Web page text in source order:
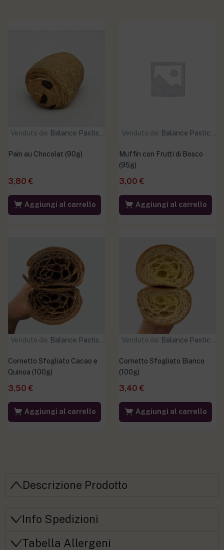
Venduto da: Balance Pasticceria
Pain au Chocolat (90g)
3,80 €
Aggiungi al carrello
Venduto da: Balance Pasticceria
Muffin con Frutti di Bosco
(95g)
3,00 €
Aggiungi al carrello
Venduto da: Balance Pasticceria
Cornetto Sfogliato Cacao e
Quinoa (100g)
3,50 €
Aggiungi al carrello
Venduto da: Balance Pasticceria
Cornetto Sfogliato Bianco
(100g)
3,40 €
Aggiungi al carrello
Descrizione Prodotto
Info Spedizioni
Tabella Allergeni